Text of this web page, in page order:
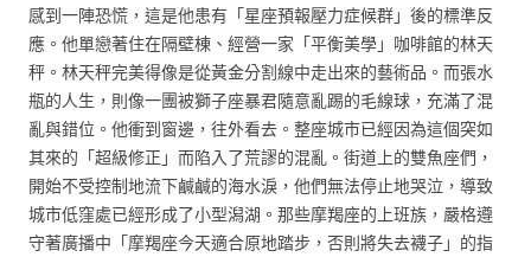
感到一陣恐慌，這是他患有「星座預報壓力症候群」後的標準反
應。他單戀著住在隔壁棟、經營一家「平衡美學」咖啡館的林天
秤。林天秤完美得像是從黃金分割線中走出來的藝術品。而張水
瓶的人生，則像一團被獅子座暴君隨意亂踢的毛線球，充滿了混
亂與錯位。他衝到窗邊，往外看去。整座城市已經因為這個突如
其來的「超級修正」而陷入了荒謬的混亂。街道上的雙魚座們，
開始不受控制地流下鹹鹹的海水淚，他們無法停止地哭泣，導致
城市低窪處已經形成了小型潟湖。那些摩羯座的上班族，嚴格遵
守著廣播中「摩羯座今天適合原地踏步，否則將失去襪子」的指